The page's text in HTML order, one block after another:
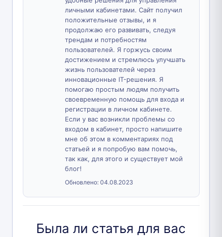
личными кабинетами. Сайт получил
положительные отзывы, и я
продолжаю его развивать, следуя
трендам и потребностям
пользователей. Я горжусь своим
достижением и стремлюсь улучшать
жизнь пользователей через
инновационные IT-решения. Я
помогаю простым людям получить
своевременную помощь для входа и
регистрации в личном кабинете.
Если у вас возникли проблемы со
входом в кабинет, просто напишите
мне об этом в комментариях под
статьей и я попробую вам помочь,
так как, для этого и существует мой
блог!
Обновлено: 04.08.2023
Была ли статья для вас